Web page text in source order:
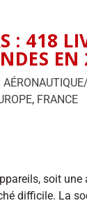
: 418
EN
, FRANCE
soit
difficile. La